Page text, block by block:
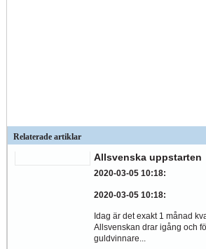
Relaterade artiklar
Allsvenska uppstarten
2020-03-05 10:18:
2020-03-05 10:18:
Idag är det exakt 1 månad
Allsvenskan drar igång och
guldvinnare...